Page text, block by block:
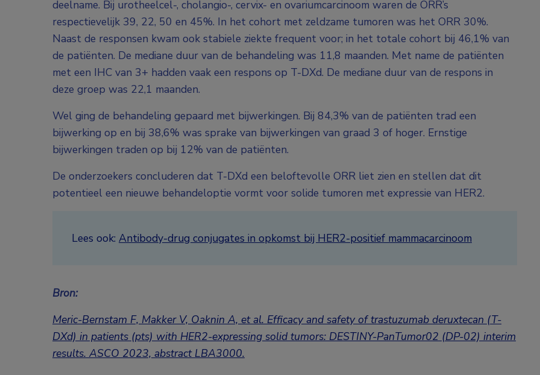
deelname. Bij urotheelcel-, cholangio-, cervix- en ovariumcarcinoom waren de ORR’s
respectievelijk 39, 22, 50 en 45%. In het cohort met zeldzame tumoren was het ORR 30%.
Naast de responsen kwam ook stabiele ziekte frequent voor; in het totale cohort bij 46,1% van
de patiënten. De mediane duur van de behandeling was 11,8 maanden. Met name de patiënten
met een IHC van 3+ hadden vaak een respons op T-DXd. De mediane duur van de respons in
deze groep was 22,1 maanden.
Wel ging de behandeling gepaard met bijwerkingen. Bij 84,3% van de patiënten trad een
bijwerking op en bij 38,6% was sprake van bijwerkingen van graad 3 of hoger. Ernstige
bijwerkingen traden op bij 12% van de patiënten.
De onderzoekers concluderen dat T-DXd een beloftevolle ORR liet zien en stellen dat dit
potentieel een nieuwe behandeloptie vormt voor solide tumoren met expressie van HER2.
Lees ook: Antibody-drug conjugates in opkomst bij HER2-positief mammacarcinoom
Bron:
Meric-Bernstam F, Makker V, Oaknin A, et al. Efficacy and safety of trastuzumab deruxtecan (T-
DXd) in patients (pts) with HER2-expressing solid tumors: DESTINY-PanTumor02 (DP-02) interim
results. ASCO 2023, abstract LBA3000.